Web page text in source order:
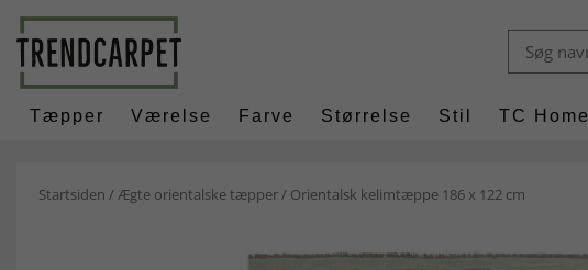
Tæpper Værelse Farve Størrelse Stil TC Home
Startsiden /Ægte orientalske tæpper/ Orientalsk kelimtæppe 186 x 122 cm